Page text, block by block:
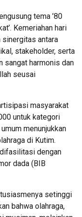
tema ’80
Kemeriahan hari
sinergitas antara
stakeholder, serta
sangat harmonis dan
seusai
masyarakat
untuk kategori
menunjukkan
di Kutim.
dengan
dada (BIB
setinggi
bahwa olahraga,